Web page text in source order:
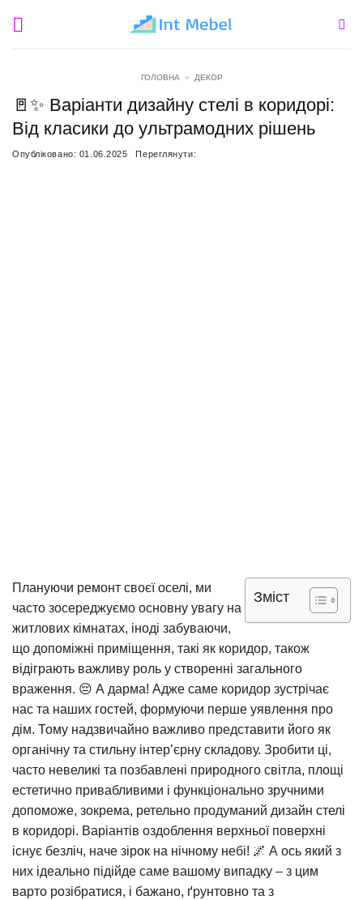
ГОЛОВНА » ДЕКОР
🚪✨ Варіанти дизайну стелі в коридорі:
Від класики до ультрамодних рішень
Опубліковано: 01.06.2025 Переглянути:
Зміст
Плануючи ремонт своєї оселі, ми
часто зосереджуємо основну увагу на
житлових кімнатах, іноді забуваючи,
що допоміжні приміщення, такі як коридор, також
відіграють важливу роль у створенні загального
враження. 😔 А дарма! Адже саме коридор зустрічає
нас та наших гостей, формуючи перше уявлення про
дім. Тому надзвичайно важливо представити його як
органічну та стильну інтер’єрну складову. Зробити ці,
часто невеликі та позбавлені природного світла, площі
естетично привабливими і функціонально зручними
допоможе, зокрема, ретельно продуманий дизайн стелі
в коридорі. Варіантів оздоблення верхньої поверхні
існує безліч, наче зірок на нічному небі! 🌌 А ось який з
них ідеально підійде саме вашому випадку – з цим
варто розібратися, і бажано, ґрунтовно та з